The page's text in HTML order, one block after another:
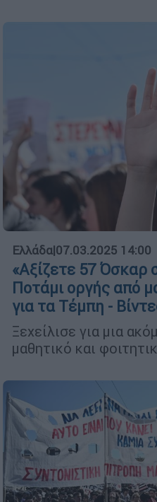
Ελλάδα|07.03.2025 14:00
«Αξίζετε 57 Όσκαρ
Ποτάμι οργής από
για τα Τέμπη -
Ξεχείλισε για μια
μαθητικό και